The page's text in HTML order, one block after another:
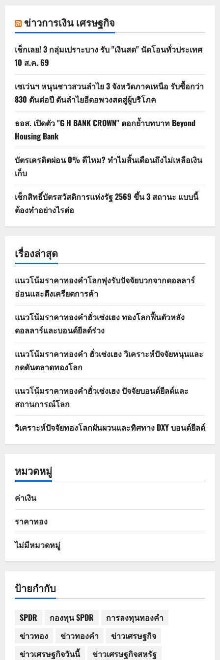
ข่าวการเงิน เศรษฐกิจ
เช็กเลย! 3 กลุ่มเปราะบาง รับ "เงินสด" นัดโอนทั่วประเทศ
10 ส.ค. 69
เซเว่นฯ หนุนชาวสวนลำไย 3 จังหวัดภาคเหนือ รับซื้อกว่า
830 ตันต่อปี ดันลำไยอีดอพวงสดสู่ผู้บริโภค
ธอส. เปิดตัว "G H BANK CROWN" ตอกย้ำบทบาท Beyond
Housing Bank
บัตรเครดิตผ่อน 0% ดีไหม? ทำไมสิ้นเดือนถึงไม่เหลือเงิน
เก็บ
เช็กสิทธิ์บัตรสวัสดิการแห่งรัฐ 2569 ขึ้น 3 สถานะ แบบนี้
ต้องทำอย่างไรต่อ
เรื่องล่าสุด
แนวโน้มราคาทองคำโลกพุ่งรับปัจจัยบวกจากดอลลาร์
อ่อนและตึงเครียดการค้า
แนวโน้มราคาทองคำฮั่วเซ่งเฮง ทองโลกฟื้นตัวหลัง
ดอลลาร์และบอนด์ยีลด์ร่วง
แนวโน้มราคาทองคำ ฮั่วเซ่งเฮง วิเคราะห์ปัจจัยหนุนและ
กดดันตลาดทองโลก
แนวโน้มราคาทองคำฮั่วเซ่งเฮง ปัจจัยบอนด์ยีลด์และ
สถานการณ์โลก
วิเคราะห์ปัจจัยทองโลกผันผวนและทิศทาง DXY บอนด์ยีลด์
หมวดหมู่
ค่าเงิน
ราคาทอง
ไม่มีหมวดหมู่
ป้ายกำกับ
SPDR กองทุน SPDR
การลงทุนทองคำ
ข่าวทอง
ข่าวทองคำ
ข่าวเศรษฐกิจ
ข่าวเศรษฐกิจวันนี้
ข่าวเศรษฐกิจสหรัฐ